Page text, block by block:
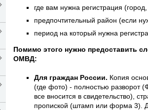
где вам нужна регистрация
предпочтительный район (если
период на который нужна
Помимо этого нужно предоставить
ОМВД:
Для граждан России. Копия
(где фото) - полностью разворот
все вносится в свидетельство),
пропиской (штамп или форма 3).